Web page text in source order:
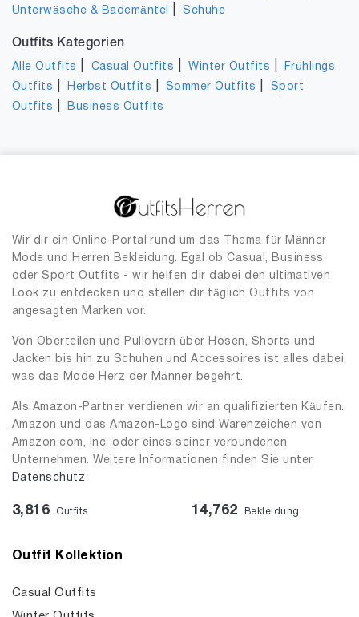
Unterwäsche & Bademäntel |Schuhe
Outfits Kategorien
Alle Outfits Casual Outfits |Winter Outfits
Frühlings
Outfits
Herbst Outfits Sommer Outfits
Sport
Outfits
Business Outfits
Wir dir ein Online-Portal rund um das Thema für Männer
Mode und Herren Bekleidung. Egal ob Casual, Business
oder Sport Outfits - wir helfen dir dabei den ultimativen
Look zu entdecken und stellen dir täglich Outfits von
angesagten Marken vor.
Von Oberteilen und Pullovern über Hosen, Shorts und
Jacken bis hin zu Schuhen und Accessoires ist alles dabei,
was das Mode Herz der Männer begehrt.
Als Amazon-Partner verdienen wir an qualifizierten Käufen.
Amazon und das Amazon-Logo sind Warenzeichen von
Amazon.com, Inc. oder eines seiner verbundenen
Unternehmen. Weitere Informationen finden Sie unter
Datenschutz
3,816 Outfits 14,762 Bekleidung
Outfit Kollektion
Casual Outfits